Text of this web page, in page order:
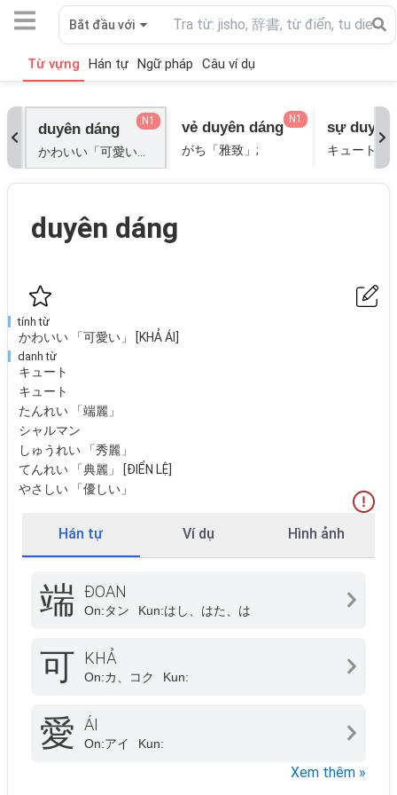
Bắt đầu với
Từ vựng Hán tự Ngữ pháp Câu ví dụ
duyên dáng N1 vẻ duyên dáng
がち「雅致」;
N1 sự duyên
duyên dáng
tính từ
かわいい 「可愛い」 [KHẢ ÁI]
danh từ
キュート
キュート
たんれい 「端麗」
シャルマン
しゅうれい 「秀麗」
てんれい 「典麗」 [ĐIỂN LỆ]
やさしい 「優しい」
Hán tự Ví dụ Hình ảnh
端 ĐOAN
On:タン Kun:はし、はた、は
可 KHẢ
On:カ、コク Kun:
愛 ÁI
On:アイ Kun:
Xem thêm »